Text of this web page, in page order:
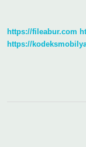
https://fileabur.com
https://